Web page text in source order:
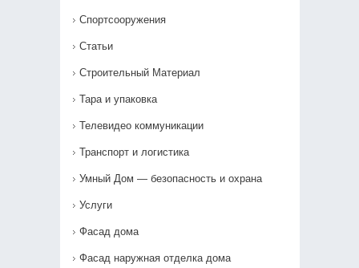
Спортсооружения
Статьи
Строительный Материал
Тара и упаковка
Телевидео коммуникации
Транспорт и логистика
Умный Дом — безопасность и охрана
Услуги
Фасад дома
Фасад наружная отделка дома